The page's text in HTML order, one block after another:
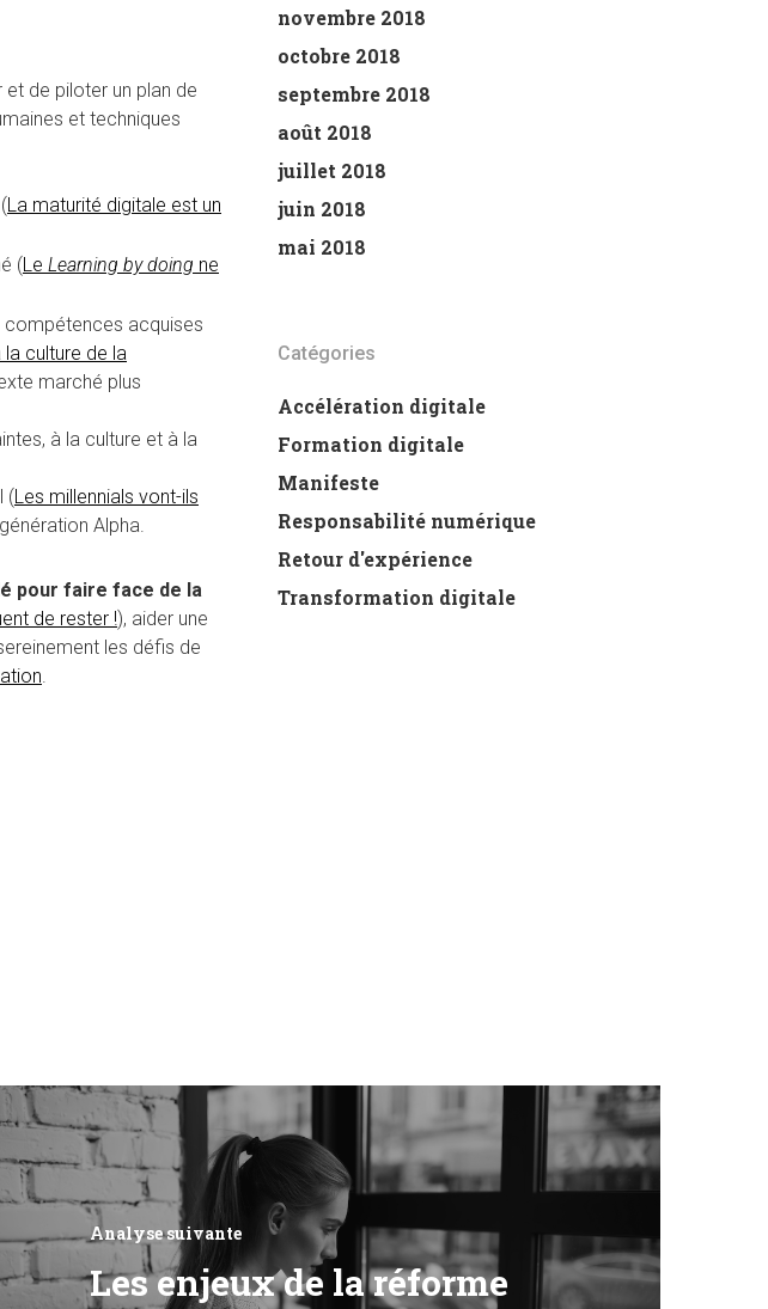
de piloter un plan de
et techniques
La maturité digitale est un
(Le Learning by doing ne
compétences acquises
culture de la
marché plus
à la culture et à la
(Les millennials vont-ils
Alpha.
pour faire face de la
de rester !), aider une
les défis de
.
novembre 2018
octobre 2018
septembre 2018
août 2018
juillet 2018
juin 2018
mai 2018
Catégories
Accélération digitale
Formation digitale
Manifeste
Responsabilité numérique
Retour d'expérience
Transformation digitale
Analyse suivante
Les enjeux de la réforme